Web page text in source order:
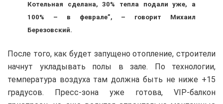
Котельная сделана, 30% тепла подали уже, а
100% – в феврале”, – говорит Михаил
Березовский.
После того, как будет запущено отопление, строители
начнут укладывать полы в зале. По технологии,
температура воздуха там должна быть не ниже +15
градусов. Пресс-зона уже готова, VIP-балкон